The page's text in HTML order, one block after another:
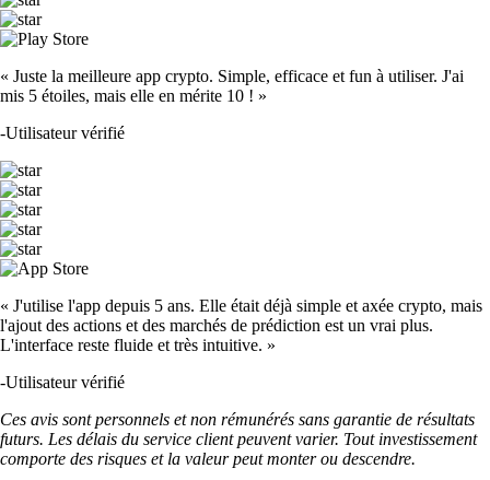
« Juste la meilleure app crypto. Simple, efficace et fun à utiliser. J'ai
mis 5 étoiles, mais elle en mérite 10 ! »
-Utilisateur vérifié
« J'utilise l'app depuis 5 ans. Elle était déjà simple et axée crypto, mais
l'ajout des actions et des marchés de prédiction est un vrai plus.
L'interface reste fluide et très intuitive. »
-Utilisateur vérifié
Ces avis sont personnels et non rémunérés sans garantie de résultats
futurs. Les délais du service client peuvent varier. Tout investissement
comporte des risques et la valeur peut monter ou descendre.